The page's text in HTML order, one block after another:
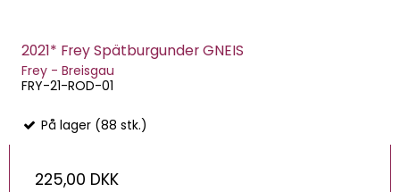
2021* Frey Spätburgunder GNEIS
Frey - Breisgau
FRY-21-ROD-01
På lager (88 stk.)
225,00 DKK